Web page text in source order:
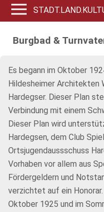
Burgbad &
Es begann im Oktober
Hildesheimer Architekten
Hardegser. Dieser Plan
Verbindung mit einem
Dieser Plan wird
Hardegsen, dem Club
Ortsjugendaussschuss
Vorhaben vor allem aus
Fördergeldern und
verzichtet auf ein
Oktober 1925 und im